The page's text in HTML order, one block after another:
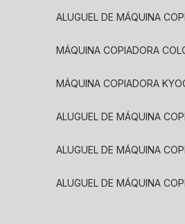
ALUGUEL DE MÁQUINA
MÁQUINA COPIADORA
MÁQUINA COPIADORA
ALUGUEL DE MÁQUINA
ALUGUEL DE MÁQUINA
ALUGUEL DE MÁQUINA